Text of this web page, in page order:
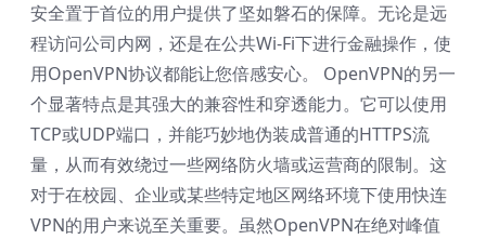
安全置于首位的用户提供了坚如磐石的保障。无论是远
程访问公司内网，还是在公共Wi-Fi下进行金融操作，使
用OpenVPN协议都能让您倍感安心。 OpenVPN的另一
个显著特点是其强大的兼容性和穿透能力。它可以使用
TCP或UDP端口，并能巧妙地伪装成普通的HTTPS流
量，从而有效绕过一些网络防火墙或运营商的限制。这
对于在校园、企业或某些特定地区网络环境下使用快连
VPN的用户来说至关重要。虽然OpenVPN在绝对峰值